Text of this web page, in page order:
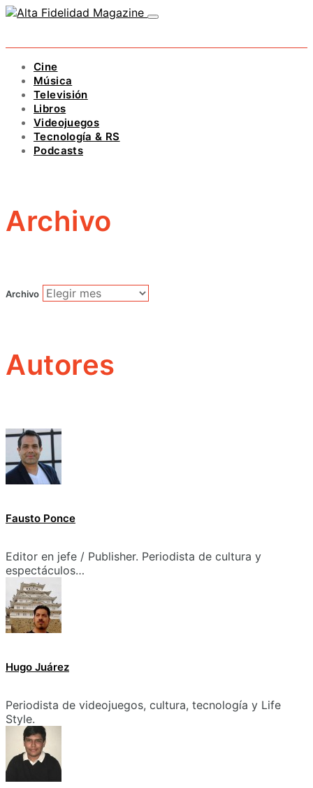
Cine
Música
Televisión
Libros
Videojuegos
Tecnología & RS
Podcasts
Archivo
Archivo
Autores
Fausto Ponce
Editor en jefe / Publisher. Periodista de cultura y
espectáculos…
Hugo Juárez
Periodista de videojuegos, cultura, tecnología y Life
Style.